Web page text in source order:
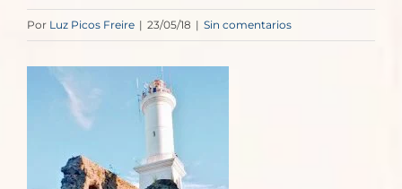
Por Luz Picos Freire | 23/05/18 | Sin comentarios